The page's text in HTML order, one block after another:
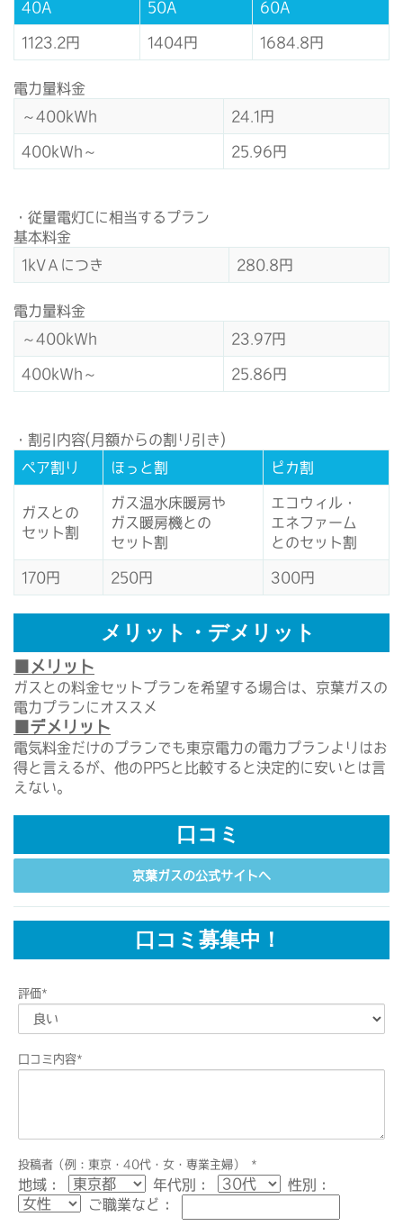
40A 50A 60A
1123.2円 1404円 1684.8円
電力量料金
～400kWh
24.1円
400kWh～ 25.96円
・従量電灯Cに相当するプラン
基本料金
1kVＡにつき
280.8円
電力量料金
～400kWh
23.97円
400kWh～ 25.86円
・割引内容(月額からの割り引き)
ペア割り
ほっと割 ピカ割
ガスとの
セット割
ガス温水床暖房や
ガス暖房機との
セット割
エコウィル・
エネファーム
とのセット割
170円 250円 300円
メリット・デメリット
■メリット
ガスとの料金セットプランを希望する場合は、京葉ガスの
電力プランにオススメ
■デメリット
電気料金だけのプランでも東京電力の電力プランよりはお
得と言えるが、他のPPSと比較すると決定的に安いとは言
えない。
口コミ
京葉ガスの公式サイトへ
口コミ募集中！
評価*
口コミ内容*
投稿者（例：東京・40代・女・専業主婦） *
地域： 年代別：
性別：
ご職業など：